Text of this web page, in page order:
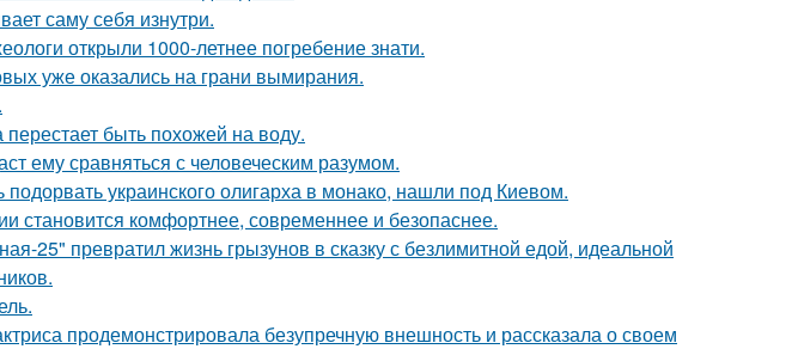
саму себя изнутри.
открыли 1000-летнее погребение знати.
уже оказались на грани вымирания.
быть похожей на воду.
ему сравняться с человеческим разумом.
украинского олигарха в монако, нашли под Киевом.
становится комфортнее, современнее и безопаснее.
25" превратил жизнь грызунов в сказку с безлимитной едой, идеальной
продемонстрировала безупречную внешность и рассказала о своем